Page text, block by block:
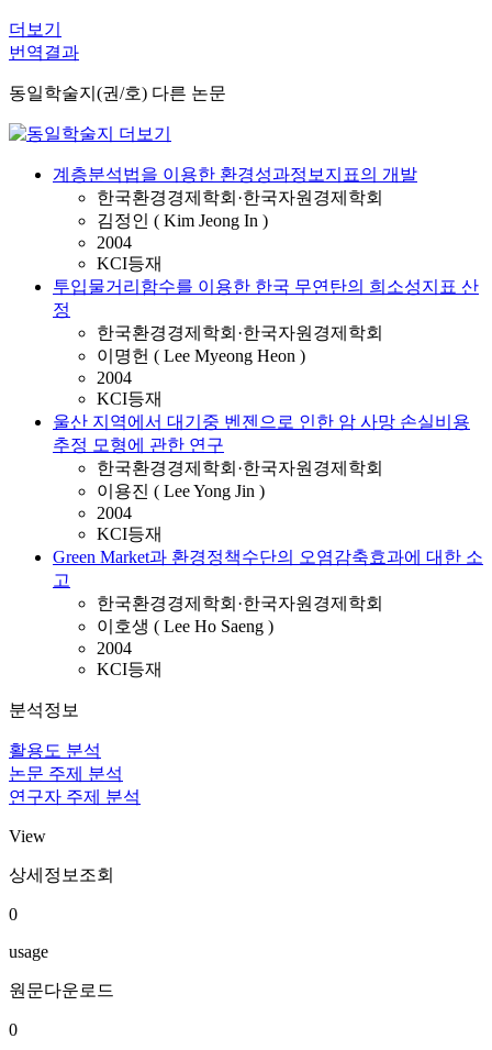
더보기
번역결과
동일학술지(권/호) 다른 논문
계층분석법을 이용한 환경성과정보지표의 개발
한국환경경제학회·한국자원경제학회
김정인 ( Kim Jeong In )
2004
KCI등재
투입물거리함수를 이용한 한국 무연탄의 희소성지표 산
정
한국환경경제학회·한국자원경제학회
이명헌 ( Lee Myeong Heon )
2004
KCI등재
울산 지역에서 대기중 벤젠으로 인한 암 사망 손실비용
추정 모형에 관한 연구
한국환경경제학회·한국자원경제학회
이용진 ( Lee Yong Jin )
2004
KCI등재
Green Market과 환경정책수단의 오염감축효과에 대한 소
고
한국환경경제학회·한국자원경제학회
이호생 ( Lee Ho Saeng )
2004
KCI등재
분석정보
활용도 분석
논문 주제 분석
연구자 주제 분석
View
상세정보조회
0
usage
원문다운로드
0